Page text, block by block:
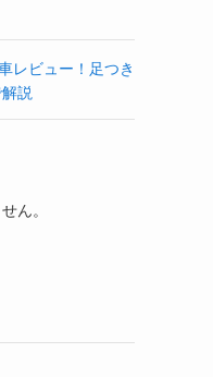
レビュー！足つき
説
ん。